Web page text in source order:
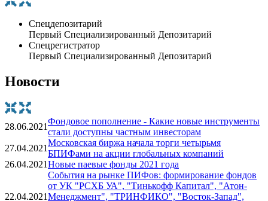
Спецдепозитарий
Первый Специализированный Депозитарий
Спецрегистратор
Первый Специализированный Депозитарий
Новости
28.06.2021
Фондовое пополнение - Какие новые инструменты
стали доступны частным инвесторам
27.04.2021
Московская биржа начала торги четырьмя
БПИФами на акции глобальных компаний
26.04.2021Новые паевые фонды 2021 года
22.04.2021
События на рынке ПИФов: формирование фондов
от УК "РСХБ УА", "Тинькофф Капитал", "Атон-
Менеджмент", "ТРИНФИКО", "Восток-Запад",